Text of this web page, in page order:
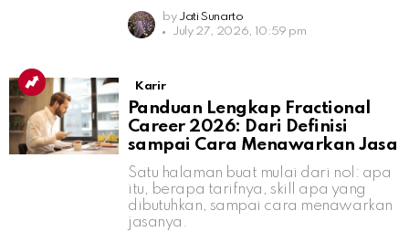
by Jati Sunarto
July 27, 2026, 10:59 pm
Karir
Panduan Lengkap Fractional
Career 2026: Dari Definisi
sampai Cara Menawarkan Jasa
Satu halaman buat mulai dari nol: apa
itu, berapa tarifnya, skill apa yang
dibutuhkan, sampai cara menawarkan
jasanya.